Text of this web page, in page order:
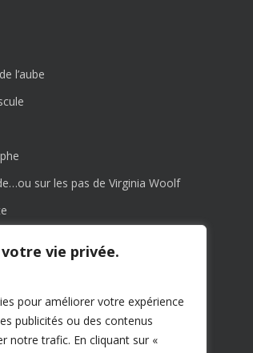
vie privée.
pour améliorer votre expérience
publicités ou des contenus
notre trafic. En cliquant sur «
l’aube
sur les pas de Virginia Woolf
soit ouverte ou fermée